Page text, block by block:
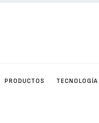
PRODUCTOS TECNOLOGÍA